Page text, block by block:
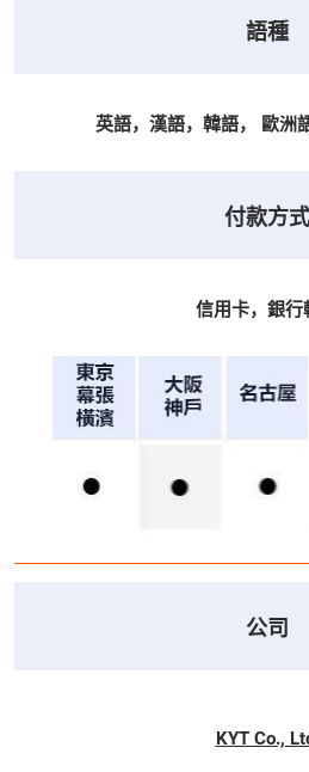
語種
英語，漢語，韓語， 歐洲
付款方式
信用卡，銀行
公司
KYT Co.,